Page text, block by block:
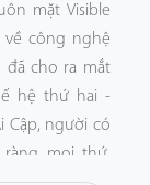
mặt Visible
công nghệ
đã cho ra mắt
hệ thứ hai -
Cập, người có
mọi thứ.